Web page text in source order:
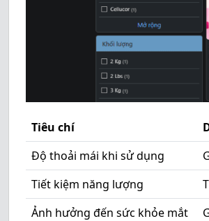
Tiêu chí
Độ thoải mái khi sử dụng
Tiết kiệm năng lượng
Ảnh hưởng đến sức khỏe mắt